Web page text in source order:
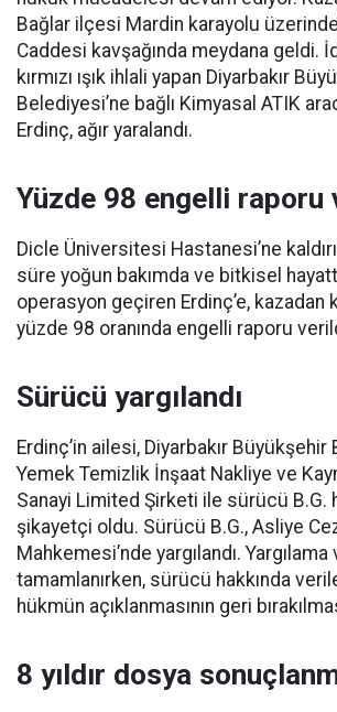
Bağlar ilçesi Mardin karayolu
Caddesi kavşağında meydana geldi.
kırmızı ışık ihlali yapan Diyarbakır
Belediyesi’ne bağlı Kimyasal ATIK
Erdinç, ağır yaralandı.
Yüzde 98 engelli raporu
Dicle Üniversitesi Hastanesi’ne
süre yoğun bakımda ve bitkisel
operasyon geçiren Erdinç’e, kazadan
yüzde 98 oranında engelli raporu
Sürücü yargılandı
Erdinç’in ailesi, Diyarbakır
Yemek Temizlik İnşaat Nakliye ve
Sanayi Limited Şirketi ile sürücü B.G.
şikayetçi oldu. Sürücü B.G., Asliye
Mahkemesi’nde yargılandı.
tamamlanırken, sürücü hakkında
hükmün açıklanmasının geri
8 yıldır dosya